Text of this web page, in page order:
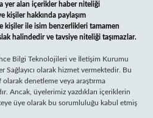
yer alan içerikler haber niteliği
kişiler hakkında paylaşım
kişiler ile isim benzerlikleri tamamen
halindedir ve tavsiye niteliği taşımazlar.
Bilgi Teknolojileri ve İletişim Kurumu
Sağlayıcı olarak hizmet vermektedir. Bu
denetleme veya araştırma
Ancak, üyelerimiz yazdıkları içeriklerin
üye olarak bu sorumluluğu kabul etmiş